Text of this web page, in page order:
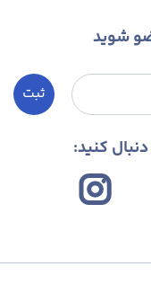
شوید
ثبت
کنید: